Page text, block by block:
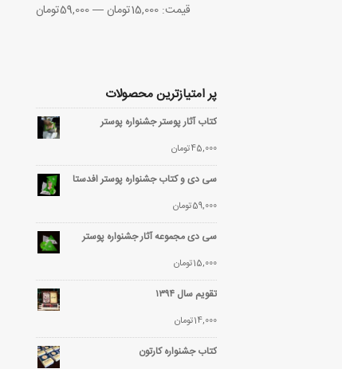
قيمت:15,000تومان —59,000تومان
پر امتیازترین محصولات
کتاب آثار پوستر جشنواره پوستر
45,000تومان
سی دی و کتاب جشنواره پوستر افدستا
59,000تومان
سی دی مجموعه آثار جشنواره پوستر
15,000تومان
تقویم سال ۱۳۹۴
14,000تومان
کتاب جشنواره کارتون